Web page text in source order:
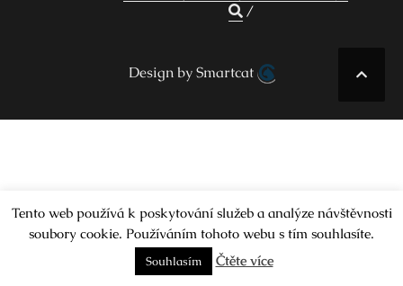
Design by Smartcat
Tento web používá k poskytování služeb a analýze návštěvnosti
soubory cookie. Používáním tohoto webu s tím souhlasíte.
Souhlasím Čtěte více